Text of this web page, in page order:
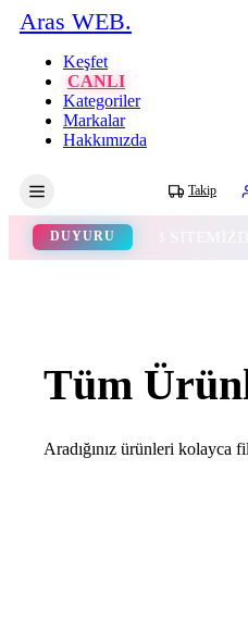
Aras WEB.
Keşfet
CANLI
Kategoriler
Markalar
Hakkımızda
Takip
DUYURUWEB SİTEMİZDE
Tüm
Aradığınız ürünleri kolayca